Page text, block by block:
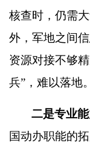
核查时，仍需
外，军地之间
资源对接不够
兵” ，难以落地。
二是专业
国动办职能的